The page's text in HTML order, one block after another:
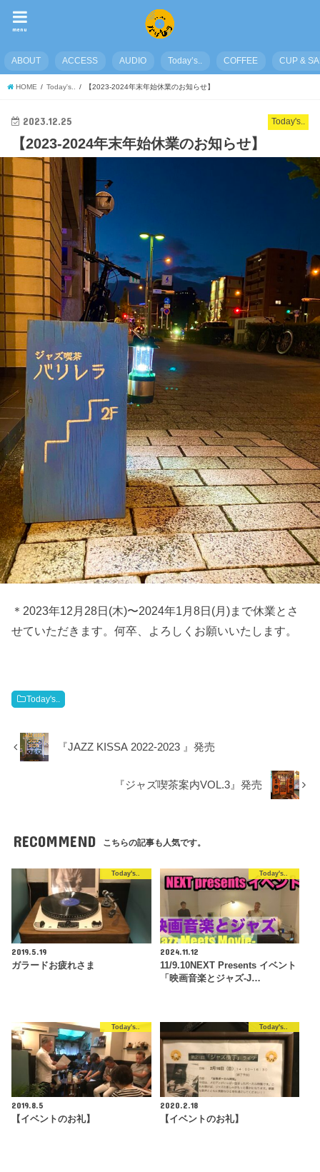
menu
ABOUT ACCESS AUDIO Today’s.. COFFEE CUP &
HOME Today's.. 【2023-2024年末年始休業のお知らせ】
Today's..
2023.12.25
【2023-2024年末年始休業のお知らせ】
＊2023年12月28日(木)〜2024年1月8日(月)まで休業とさ
せていただきます。何卒、よろしくお願いいたします。
Today's..
『JAZZ KISSA 2022-2023 』発売
『ジャズ喫茶案内VOL.3』発売
RECOMMEND こちらの記事も人気です。
Today's..
2019.5.19
ガラードお疲れさま
Today's..
2024.11.12
11/9.10NEXT Presents イベント
「映画音楽とジャズ-J…
Today's..
2019.8.5
【イベントのお礼】
Today's..
2020.2.18
【イベントのお礼】